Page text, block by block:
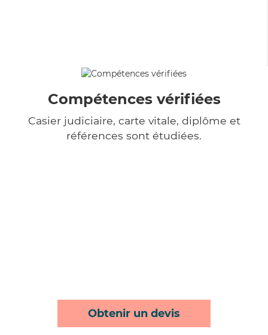
Compétences vérifiées
Casier judiciaire, carte vitale, diplôme et
références sont étudiées.
Obtenir un devis